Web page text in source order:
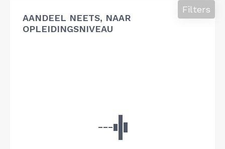
AANDEEL NEETS, NAAR
OPLEIDINGSNIVEAU
Filters